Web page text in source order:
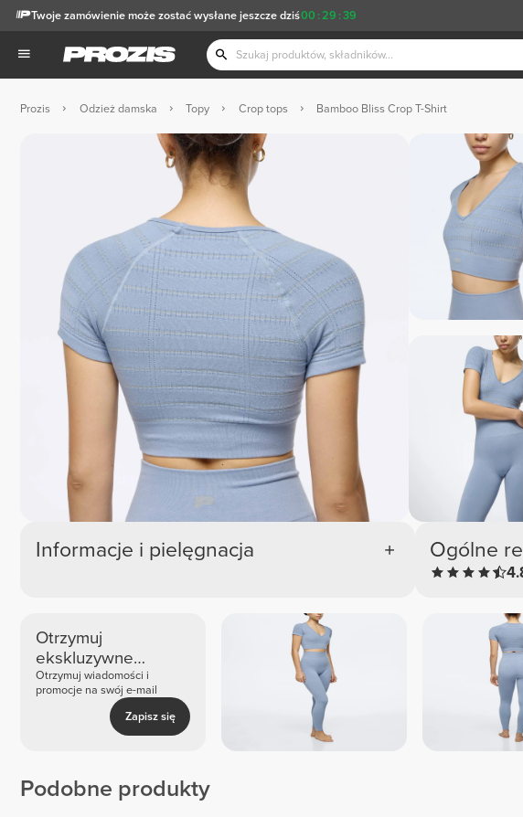
00 :29 :38
Twoje zamówienie może zostać wysłane jeszcze dziś
Prozis Odzież damska Topy Crop tops Bamboo Bliss Crop T-Shirt
Informacje i pielęgnacja Ogólne
Otrzymuj
ekskluzywne
nowości i oferty
Otrzymuj wiadomości i
promocje na swój e-mail
Zapisz się
Podobne produkty